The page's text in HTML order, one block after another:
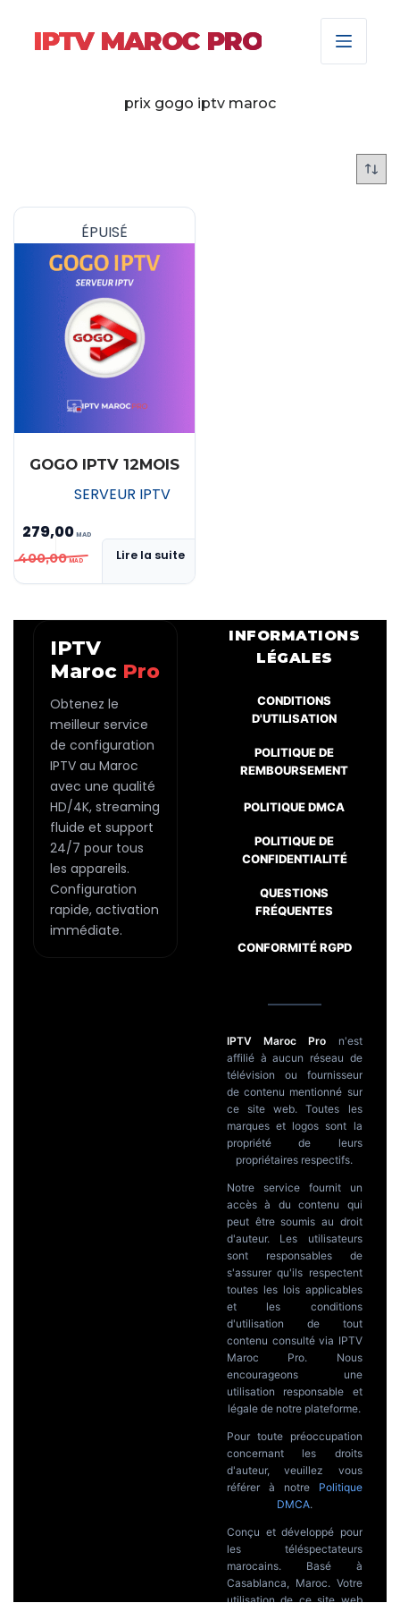
contenu
IPTV MAROC PRO
prix gogo iptv maroc
ÉPUISÉ
GOGO IPTV 12MOIS
SERVEUR IPTV
400,00
Le
prix
MAD 400,00.
279,00
Le
prix
MAD 279,00.
Lire la suite
IPTV
Maroc Pro
Obtenez le
meilleur service
de configuration
IPTV au Maroc
avec une qualité
HD/4K, streaming
fluide et support
24/7 pour tous
les appareils.
Configuration
rapide, activation
immédiate.
INFORMATIONS
LÉGALES
CONDITIONS
D'UTILISATION
POLITIQUE DE
REMBOURSEMENT
POLITIQUE DMCA
POLITIQUE DE
CONFIDENTIALITÉ
QUESTIONS
FRÉQUENTES
CONFORMITÉ RGPD
IPTV Maroc Pro n'est
affilié à aucun réseau de
télévision ou fournisseur
de contenu mentionné sur
ce site web. Toutes les
marques et logos sont la
propriété de leurs
propriétaires respectifs.
Notre service fournit un
accès à du contenu qui
peut être soumis au droit
d'auteur. Les utilisateurs
sont responsables de
s'assurer qu'ils respectent
toutes les lois applicables
et les conditions
d'utilisation de tout
contenu consulté via IPTV
Maroc Pro. Nous
encourageons une
utilisation responsable et
légale de notre plateforme.
Pour toute préoccupation
concernant les droits
d'auteur, veuillez vous
référer à notre Politique
DMCA.
Conçu et développé pour
les téléspectateurs
marocains. Basé à
Casablanca, Maroc. Votre
utilisation de ce site web